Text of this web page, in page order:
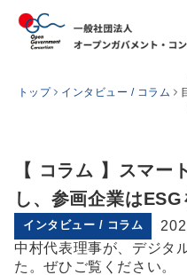
トップ インタビュー / コラム
【 コラム 】スマー
し、参画企業はESG
インタビュー / コラム
中村代表理事が、デジタ
た。ぜひご覧ください。